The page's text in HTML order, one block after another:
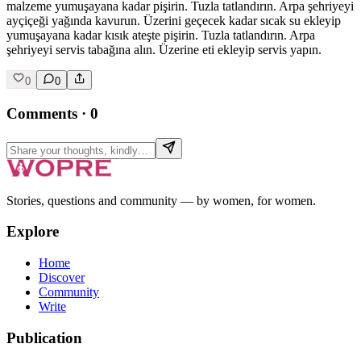
malzeme yumuşayana kadar pişirin. Tuzla tatlandırın. Arpa şehriyeyi
ayçiçeği yağında kavurun. Üzerini geçecek kadar sıcak su ekleyip
yumuşayana kadar kısık ateşte pişirin. Tuzla tatlandırın. Arpa
şehriyeyi servis tabağına alın. Üzerine eti ekleyip servis yapın.
0 0
Comments · 0
Stories, questions and community — by women, for women.
Explore
Home
Discover
Community
Write
Publication